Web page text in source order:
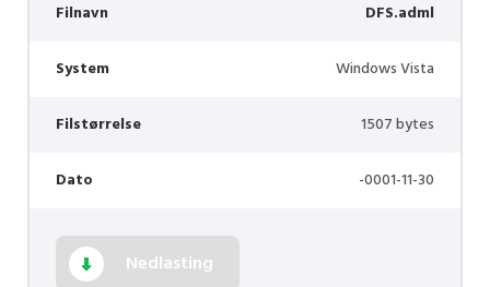
Filnavn DFS.adml
System Windows Vista
Filstørrelse 1507 bytes
Dato -0001-11-30
Nedlasting